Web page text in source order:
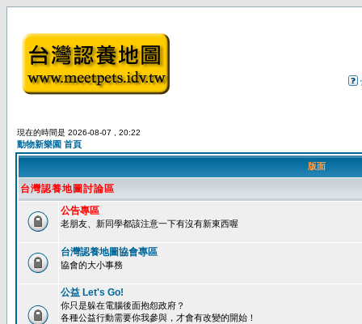
現在的時間是 2026-08-07 , 20:22
動物新樂園 首頁
版面
台灣認養地圖討論區
公告專區
老朋友、新同學都該注意一下有沒有新東西喔
台灣認養地圖協會專區
協會的大小事務
公益 Let's Go!
你只是躲在電腦後面抱怨政府？
各種公益行動需要你我參與，才會有改變的開始！